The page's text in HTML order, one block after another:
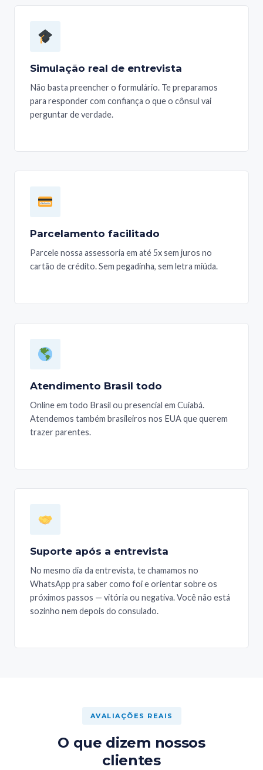
Simulação real de entrevista
Não basta preencher o formulário. Te preparamos
para responder com confiança o que o cônsul vai
perguntar de verdade.
Parcelamento facilitado
Parcele nossa assessoria em até 5x sem juros no
cartão de crédito. Sem pegadinha, sem letra miúda.
Atendimento Brasil todo
Online em todo Brasil ou presencial em Cuiabá.
Atendemos também brasileiros nos EUA que querem
trazer parentes.
Suporte após a entrevista
No mesmo dia da entrevista, te chamamos no
WhatsApp pra saber como foi e orientar sobre os
próximos passos — vitória ou negativa. Você não está
sozinho nem depois do consulado.
AVALIAÇÕES REAIS
O que dizem nossos
clientes